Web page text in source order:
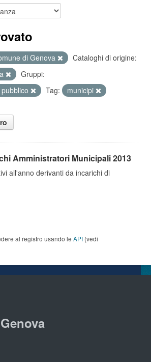
di Genova
Cataloghi di origine:
Gruppi:
Tag:
municipi
Amministratori Municipali 2013
all'anno derivanti da incarichi di
al registro usando le API (vedi